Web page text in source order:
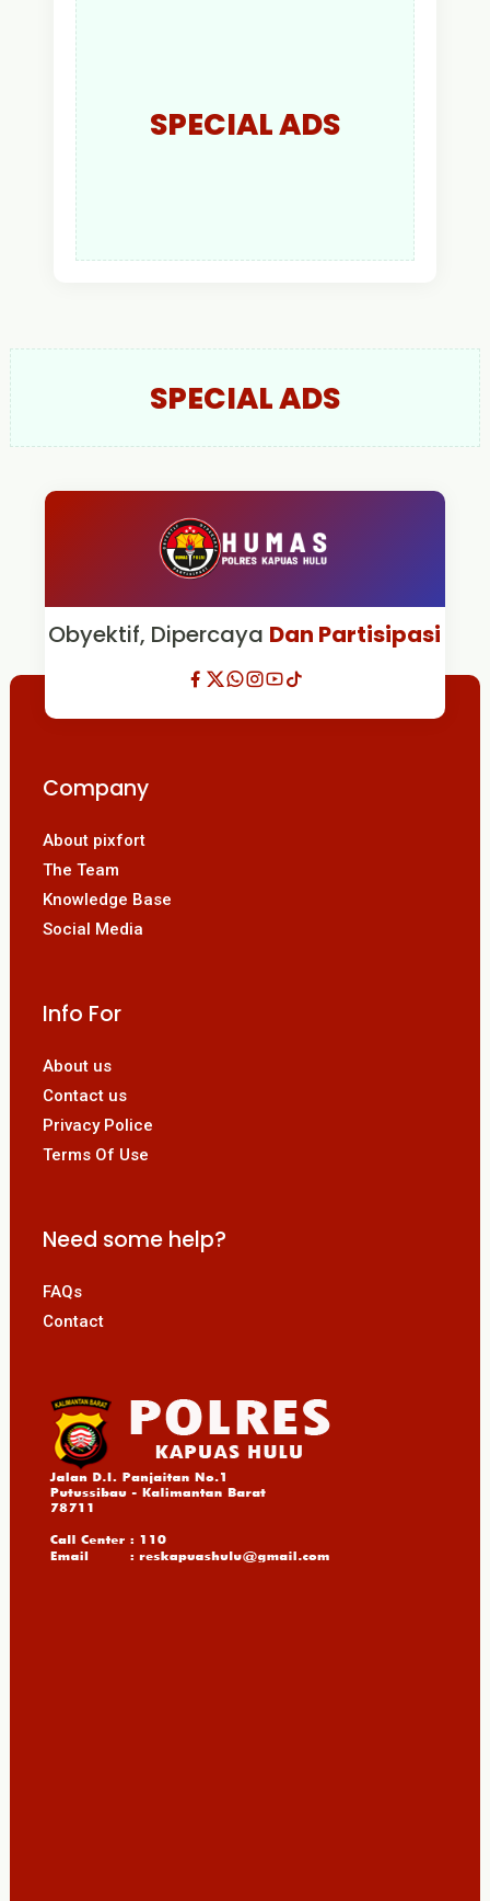
SPECIAL ADS
SPECIAL ADS
Obyektif, Dipercaya Dan Partisipasi
Company
About pixfort
The Team
Knowledge Base
Social Media
Info For
About us
Contact us
Privacy Police
Terms Of Use
Need some help?
FAQs
Contact